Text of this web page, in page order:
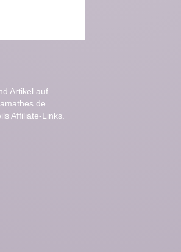
Artikel auf
Affiliate-Links.